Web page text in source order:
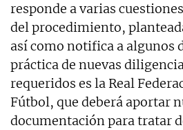
responde a varias
del procedimiento,
así como notifica a algunos
práctica de nuevas
requeridos es la Real
Fútbol, que deberá aportar
documentación para tratar